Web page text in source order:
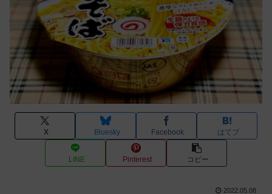
X Bluesky Facebook はてブ
LINE Pinterest コピー
2022.05.08